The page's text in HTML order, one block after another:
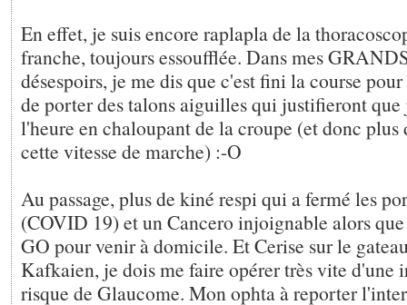
En effet, je suis encore raplapla de la
franche, toujours essoufflée. Dans mes
désespoirs, je me dis que c'est fini la course
de porter des talons aiguilles qui justifieront que
l'heure en chaloupant de la croupe (et donc plus
cette vitesse de marche) :-O
Au passage, plus de kiné respi qui a fermé les
(COVID 19) et un Cancero injoignable alors
GO pour venir à domicile. Et Cerise sur le
Kafkaien, je dois me faire opérer très vite d'une
risque de Glaucome. Mon ophta à reporter